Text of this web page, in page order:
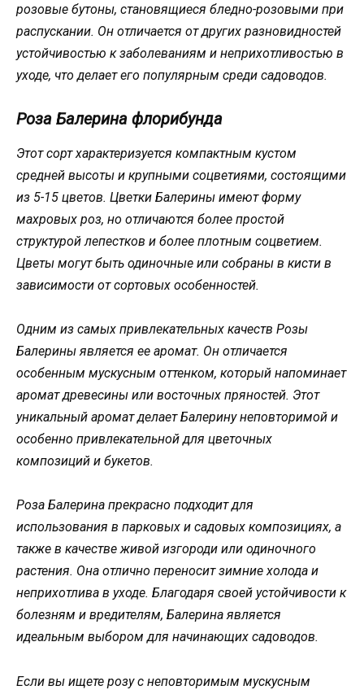
розовые бутоны, становящиеся бледно-розовыми при
распускании. Он отличается от других разновидностей
устойчивостью к заболеваниям и неприхотливостью в
уходе, что делает его популярным среди садоводов.
Роза Балерина флорибунда
Этот сорт характеризуется компактным кустом
средней высоты и крупными соцветиями, состоящими
из 5-15 цветов. Цветки Балерины имеют форму
махровых роз, но отличаются более простой
структурой лепестков и более плотным соцветием.
Цветы могут быть одиночные или собраны в кисти в
зависимости от сортовых особенностей.
Одним из самых привлекательных качеств Розы
Балерины является ее аромат. Он отличается
особенным мускусным оттенком, который напоминает
аромат древесины или восточных пряностей. Этот
уникальный аромат делает Балерину неповторимой и
особенно привлекательной для цветочных
композиций и букетов.
Роза Балерина прекрасно подходит для
использования в парковых и садовых композициях, а
также в качестве живой изгороди или одиночного
растения. Она отлично переносит зимние холода и
неприхотлива в уходе. Благодаря своей устойчивости к
болезням и вредителям, Балерина является
идеальным выбором для начинающих садоводов.
Если вы ищете розу с неповторимым мускусным